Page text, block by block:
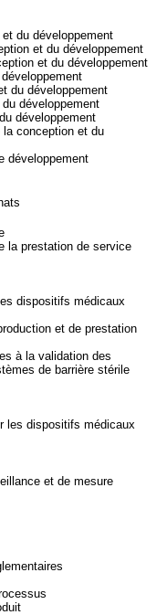
du développement
et du développement
et du développement
du développement
développement
développement
conception et du
développement
la prestation de service
dispositifs médicaux
et de prestation
à la validation des
de barrière stérile
les dispositifs médicaux
et de mesure